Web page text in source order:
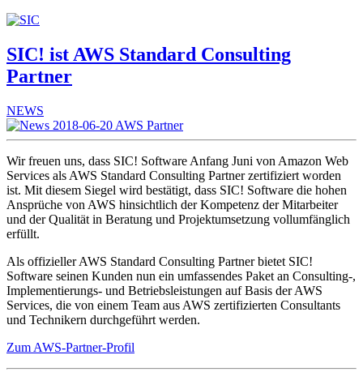
SIC! ist AWS Standard Consulting
Partner
NEWS
Wir freuen uns, dass SIC! Software Anfang Juni von Amazon Web
Services als AWS Standard Consulting Partner zertifiziert worden
ist. Mit diesem Siegel wird bestätigt, dass SIC! Software die hohen
Ansprüche von AWS hinsichtlich der Kompetenz der Mitarbeiter
und der Qualität in Beratung und Projektumsetzung vollumfänglich
erfüllt.
Als offizieller AWS Standard Consulting Partner bietet SIC!
Software seinen Kunden nun ein umfassendes Paket an Consulting-,
Implementierungs- und Betriebsleistungen auf Basis der AWS
Services, die von einem Team aus AWS zertifizierten Consultants
und Technikern durchgeführt werden.
Zum AWS-Partner-Profil